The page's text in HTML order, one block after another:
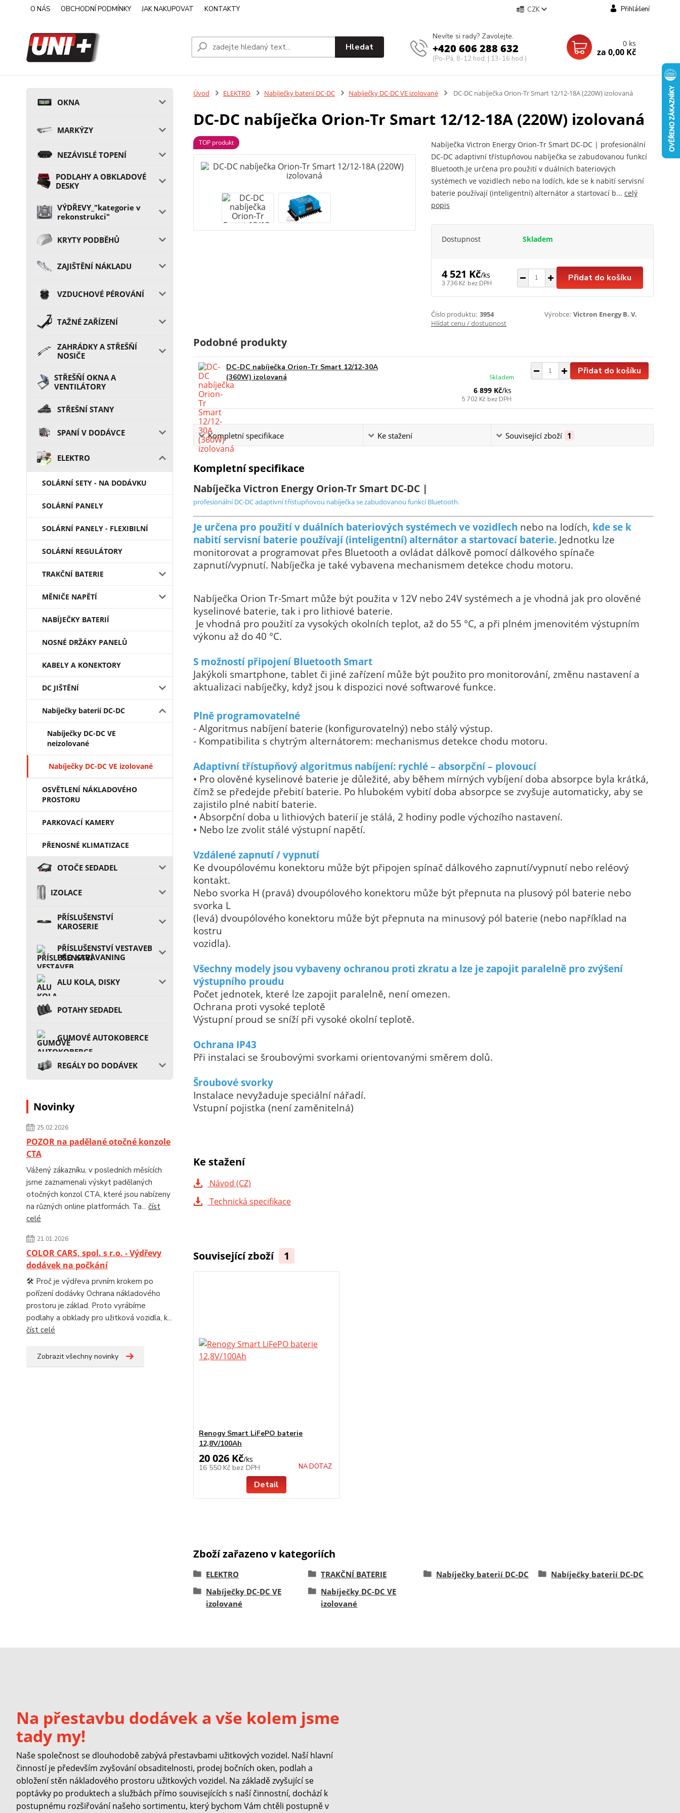
O NÁS OBCHODNÍ PODMÍNKY JAK NAKUPOVAT KONTAKTY CZK Přihlášení
Hledat
Nevíte si rady? Zavolejte.
+420 606 288 632
(Po-Pá, 8-12 hod. | 13-16 hod.)
0 ks
za 0,00 Kč
OKNA
MARKÝZY
NEZÁVISLÉ TOPENÍ
PODLAHY A OBKLADOVÉ
DESKY
VÝDŘEVY_"kategorie v
rekonstrukci"
KRYTY PODBĚHŮ
ZAJIŠTĚNÍ NÁKLADU
VZDUCHOVÉ PÉROVÁNÍ
TAŽNÉ ZAŘÍZENÍ
ZAHRÁDKY A STŘEŠŇÍ
NOSIČE
STŘEŠŇÍ OKNA A
VENTILÁTORY
STŘEŠNÍ STANY
SPANÍ V DODÁVCE
ELEKTRO
SOLÁRNÍ SETY - NA DODÁVKU
SOLÁRNÍ PANELY
SOLÁRNÍ PANELY - FLEXIBILNÍ
SOLÁRNÍ REGULÁTORY
TRAKČNÍ BATERIE
MĚNIČE NAPĚTÍ
NABÍJEČKY BATERIÍ
NOSNÉ DRŽÁKY PANELŮ
KABELY A KONEKTORY
DC JIŠTĚNÍ
Nabíječky baterií DC-DC
Nabíječky DC-DC VE
neizolované
Nabíječky DC-DC VE izolované
OSVĚTLENÍ NÁKLADOVÉHO
PROSTORU
PARKOVACÍ KAMERY
PŘENOSNÉ KLIMATIZACE
OTOČE SEDADEL
IZOLACE
PŘÍSLUŠENSTVÍ
KAROSERIE
PŘÍSLUŠENSTVÍ VESTAVEB
PRO KARAVANING
ALU KOLA, DISKY
POTAHY SEDADEL
GUMOVÉ AUTOKOBERCE
REGÁLY DO DODÁVEK
Novinky
25.02.2026
POZOR na padělané otočné konzole
CTA
Vážený zákazníku, v posledních měsících
jsme zaznamenali výskyt padělaných
otočných konzol CTA, které jsou nabízeny
na různých online platformách. Ta... číst
celé
21.01.2026
COLOR CARS, spol. s r.o. - Výdřevy
dodávek na počkání
🛠️ Proč je výdřeva prvním krokem po
pořízení dodávky Ochrana nákladového
prostoru je základ. Proto vyrábíme
podlahy a obklady pro užitková vozidla, k...
číst celé
Zobrazit všechny novinky
Úvod ELEKTRO Nabíječky baterií DC-DC Nabíječky DC-DC VE izolované DC-DC nabíječka Orion-Tr Smart 12/12-18A (220W) izolovaná
DC-DC nabíječka Orion-Tr Smart 12/12-18A (220W) izolovaná
TOP produkt
Nabíječka Victron Energy Orion-Tr Smart DC-DC | profesionální
DC-DC adaptivní třístupňovou nabíječka se zabudovanou funkcí
Bluetooth.Je určena pro použití v duálních bateriových
systémech ve vozidlech nebo na lodích, kde se k nabití servisní
baterie používají (inteligentní) alternátor a startovací b... celý
popis
Dostupnost Skladem
4 521 Kč/ks
3 736 Kč bez DPH Přidat do košíku
Číslo produktu: 3954 Výrobce: Victron Energy B. V.
Hlídat cenu / dostupnost
Podobné produkty
DC-DC nabíječka Orion-Tr Smart 12/12-30A
(360W) izolovaná
6 899 Kč/ks
5 702 Kč bez DPH
Skladem
Přidat do košíku
Kompletní specifikace Ke stažení Související zboží 1
Kompletní specifikace
Nabíječka Victron Energy Orion-Tr Smart DC-DC |
profesionální DC-DC adaptivní třístupňovou nabíječka se zabudovanou funkcí Bluetooth.
Je určena pro použití v duálních bateriových systémech ve vozidlech nebo na lodích, kde se k
nabití servisní baterie používají (inteligentní) alternátor a startovací baterie.Jednotku lze
monitorovat a programovat přes Bluetooth a ovládat dálkově pomocí dálkového spínače
zapnutí/vypnutí. Nabíječka je také vybavena mechanismem detekce chodu motoru.
Nabíječka Orion Tr-Smart může být použita v 12V nebo 24V systémech a je vhodná jak pro olověné
kyselinové baterie, tak i pro lithiové baterie.
Je vhodná pro použití za vysokých okolních teplot, až do 55 °C, a při plném jmenovitém výstupním
výkonu až do 40 °C.
S možností připojení Bluetooth Smart
Jakýkoli smartphone, tablet či jiné zařízení může být použito pro monitorování, změnu nastavení a
aktualizaci nabíječky, když jsou k dispozici nové softwarové funkce.
Plně programovatelné
- Algoritmus nabíjení baterie (konfigurovatelný) nebo stálý výstup.
- Kompatibilita s chytrým alternátorem: mechanismus detekce chodu motoru.
Adaptivní třístupňový algoritmus nabíjení: rychlé – absorpční – plovoucí
• Pro olověné kyselinové baterie je důležité, aby během mírných vybíjení doba absorpce byla krátká,
čímž se předejde přebití baterie. Po hlubokém vybití doba absorpce se zvyšuje automaticky, aby se
zajistilo plné nabití baterie.
• Absorpční doba u lithiových baterií je stálá, 2 hodiny podle výchozího nastavení.
• Nebo lze zvolit stálé výstupní napětí.
Vzdálené zapnutí / vypnutí
Ke dvoupólovému konektoru může být připojen spínač dálkového zapnutí/vypnutí nebo reléový
kontakt.
Nebo svorka H (pravá) dvoupólového konektoru může být přepnuta na plusový pól baterie nebo
svorka L
(levá) dvoupólového konektoru může být přepnuta na minusový pól baterie (nebo například na
kostru
vozidla).
Všechny modely jsou vybaveny ochranou proti zkratu a lze je zapojit paralelně pro zvýšení
výstupního proudu
Počet jednotek, které lze zapojit paralelně, není omezen.
Ochrana proti vysoké teplotě
Výstupní proud se sníží při vysoké okolní teplotě.
Ochrana IP43
Při instalaci se šroubovými svorkami orientovanými směrem dolů.
Šroubové svorky
Instalace nevyžaduje speciální nářadí.
Vstupní pojistka (není zaměnitelná)
Ke stažení
Návod (CZ)
Technická specifikace
Související zboží 1
Renogy Smart LiFePO baterie
12,8V/100Ah
20 026 Kč/ks
16 550 Kč bez DPH NA DOTAZ
Detail
Zboží zařazeno v kategoriích
ELEKTRO TRAKČNÍ BATERIE Nabíječky baterií DC-DC
Nabíječky baterií DC-DC
Nabíječky DC-DC VE
izolované
Nabíječky DC-DC VE
izolované
Na přestavbu dodávek a vše kolem jsme
tady my!
Naše společnost se dlouhodobě zabývá přestavbami užitkových vozidel. Naší hlavní
činností je především zvyšování obsaditelnosti, prodej bočních oken, podlah a
obložení stěn nákladového prostoru užitkových vozidel. Na základě zvyšující se
poptávky po produktech a službách přímo souvisejících s naší činnostní, dochází k
postupnému rozšiřování našeho sortimentu, který bychom Vám chtěli postupně v